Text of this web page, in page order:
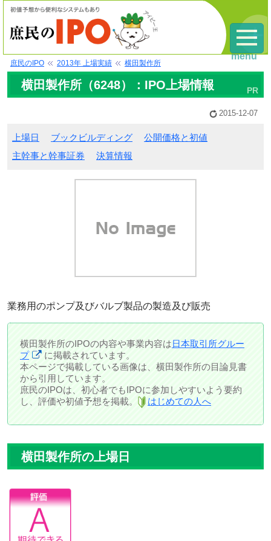
庶民のIPO 2013年 上場実績 横田製作所
横田製作所（6248）：IPO上場情報
2015-12-07
上場日 ブックビルディング
公開価格と初値
主幹事と幹事証券
決算情報
業務用のポンプ及びバルブ製品の製造及び販売
横田製作所のIPOの内容や事業内容は日本取引所グルー
プ
に掲載されています。
本ページで掲載している画像は、横田製作所の目論見書
から引用しています。
庶民のIPOは、初心者でもIPOに参加しやすいよう要約
し、評価や初値予想を掲載。
はじめての人へ
横田製作所の上場日
menu